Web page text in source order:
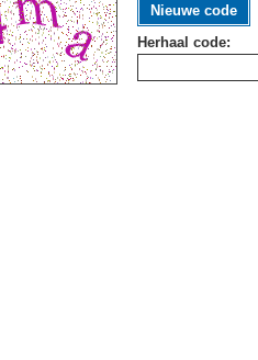
Nieuwe code
Herhaal code: